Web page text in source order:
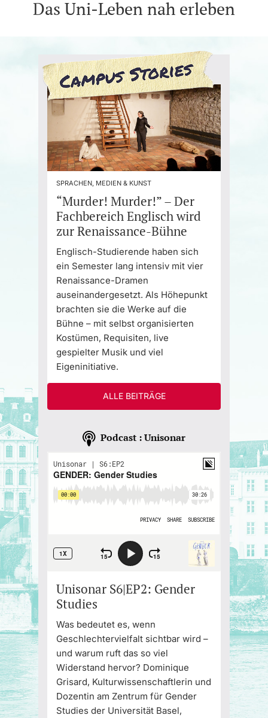
Das Uni-Leben nah erleben
SPRACHEN, MEDIEN & KUNST
“Murder! Murder!” – Der
Fachbereich Englisch wird
zur Renaissance-Bühne
Englisch-Studierende haben sich
ein Semester lang intensiv mit vier
Renaissance-Dramen
auseinandergesetzt. Als Höhepunkt
brachten sie die Werke auf die
Bühne – mit selbst organisierten
Kostümen, Requisiten, live
gespielter Musik und viel
Eigeninitiative.
ALLE BEITRÄGE
Podcast : Unisonar
Unisonar S6|EP2: Gender
Studies
Was bedeutet es, wenn
Geschlechtervielfalt sichtbar wird –
und warum ruft das so viel
Widerstand hervor? Dominique
Grisard, Kulturwissenschaftlerin und
Dozentin am Zentrum für Gender
Studies der Universität Basel,